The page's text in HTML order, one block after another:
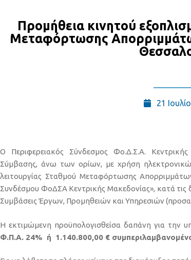
Προμήθεια κινητού
Μεταφόρτωσης
21
Ο Περιφερειακός Σύνδεσμος Φο.Δ.Σ.Α.
Σύμβασης, άνω των ορίων, με χρήση
λειτουργίας Σταθμού Μεταφόρτωσης
Συνδέσμου ΦοΔΣΑ Κεντρικής Μακεδονίας», κατά τις
Συμβάσεις Έργων, Προμηθειών και Υπηρεσιών
Η εκτιμώμενη προϋπολογισθείσα δαπάνη για την
Φ.Π.Α. 24% ή 1.140.800,00 €